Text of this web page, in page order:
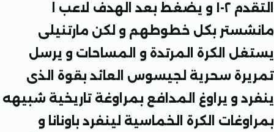
التقدم ٢-١ و يضغط بعد الهدف لاعب ا
بكل خطوطهم و لكن مارتنيلى
الكرة المرتدة و المساحات و يرسل
سحرية لجيسوس العائد بقوة الذى
و يراوغ المدافع بمراوغة تاريخية شبيهه
الكرة الخماسية لينفرد باونانا و